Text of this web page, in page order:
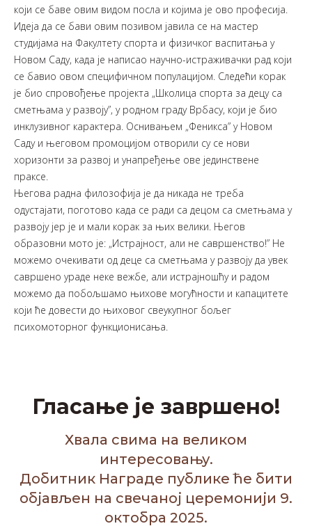
који се баве овим видом посла и којима је ово професија.
Идеја да се бави овим позивом јавила се на мастер
студијама на Факултету спорта и физичког васпитања у
Новом Саду, када је написао научно-истраживачки рад који
се бавио овом специфичном популацијом. Следећи корак
је био спровођење пројекта „Школица спорта за децу са
сметњама у развоју”, у родном граду Врбасу, који је био
инклузивног карактера. Оснивањем „Феникса” у Новом
Саду и његовом промоцијом отворили су се нови
хоризонти за развој и унапређење ове јединствене
праксе.
Његова радна филозофија је да никада не треба
одустајати, поготово када се ради са децом са сметњама у
развоју јер је и мали корак за њих велики. Његов
образовни мото је: „Истрајност, али не савршенство!” Не
можемо очекивати од деце са сметњама у развоју да увек
савршено ураде неке вежбе, али истрајношћу и радом
можемо да побољшамо њихове могућности и капацитете
који ће довести до њиховог свеукупног бољег
психомоторног функционисања.
Гласање је завршено!
Хвала свима на великом
интересовању.
Добитник Награде публике ће бити
објављен на свечаној церемонији 9.
октобра 2025.